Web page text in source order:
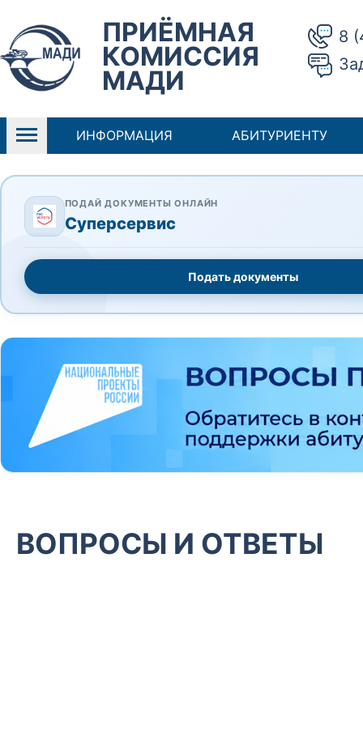
ПРИЁМНАЯ
КОМИССИЯ
МАДИ
8
ИНФОРМАЦИЯ АБИТУРИЕНТУ
ПОДАЙ ДОКУМЕНТЫ ОНЛАЙН
Суперсервис
Подать документы
ВОПРОСЫ И ОТВЕТЫ